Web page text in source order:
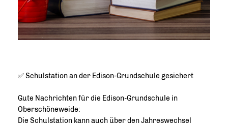
✅ Schulstation an der Edison-Grundschule gesichert
Gute Nachrichten für die Edison-Grundschule in
Oberschöneweide:
Die Schulstation kann auch über den Jahreswechsel